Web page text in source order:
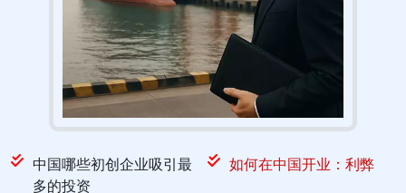
中国哪些初创企业吸引最
多的投资
如何在中国开业：利弊